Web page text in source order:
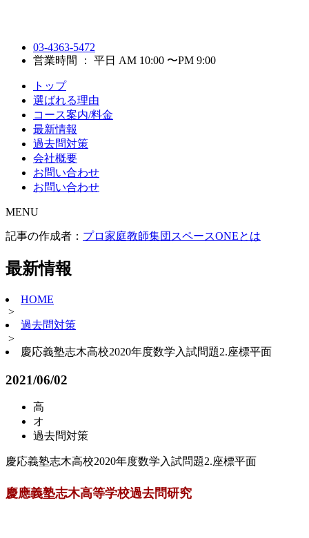
03-4363-5472
営業時間 ： 平日 AM 10:00 〜PM 9:00
トップ
選ばれる理由
コース案内/料金
最新情報
過去問対策
会社概要
お問い合わせ
お問い合わせ
MENU
記事の作成者： プロ家庭教師集団スペースONEとは
最新情報
HOME
>
過去問対策
>
慶応義塾志木高校2020年度数学入試問題2.座標平面
2021/06/02
高
オ
過去問対策
慶応義塾志木高校2020年度数学入試問題2.座標平面
慶應義塾志木高等学校過去問研究